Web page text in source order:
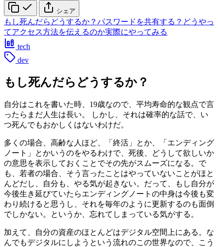
シェア
もし死んだらどうするか？ パスワードを共有する？ どうやっ
てアクセス方法を伝えるのか実際にやってみる
tech
dev
もし死んだらどうするか？
自分はこれを書いた時、19歳なので、平均寿命的な観点で言
ったらまだ人生は長い。 しかし、それは確率的な話で、い
つ死んでもおかしくはないわけだ。
多くの場合、高齢な人ほど、「終活」とか、「エンディング
ノート」とかいうのをやるわけで、死後、どうして欲しいか
の意思を表示しておくことでその先がスムーズになる。で
も、若者の場合、そう言ったことはやっていないことがほと
んどだし、自分も、やる気が起きない。だって、もし自分が
今後生き延びていたらエンディングノートの中身は今後も変
わり続けると思うし、それを毎年のように更新するのも面倒
でしかない。というか、忘れてしまっている気がする。
加えて、自分の資産のほとんどはデジタル空間上にある。な
んでもデジタルにしようという流れのこの世界なので、こう